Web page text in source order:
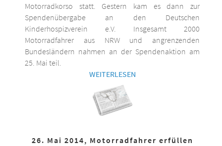
Motorradkorso statt. Gestern kam es dann zur
Spendenübergabe an den Deutschen
Kinderhospizverein e.V. Insgesamt 2000
Motorradfahrer aus NRW und angrenzenden
Bundesländern nahmen an der Spendenaktion am
25. Mai teil.
WEITERLESEN
26. Mai 2014, Motorradfahrer erfüllen